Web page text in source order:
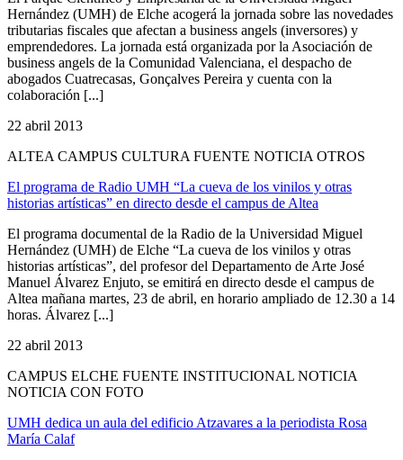
Hernández (UMH) de Elche acogerá la jornada sobre las novedades
tributarias fiscales que afectan a business angels (inversores) y
emprendedores. La jornada está organizada por la Asociación de
business angels de la Comunidad Valenciana, el despacho de
abogados Cuatrecasas, Gonçalves Pereira y cuenta con la
colaboración [...]
22 abril 2013
ALTEA CAMPUS CULTURA FUENTE NOTICIA OTROS
El programa de Radio UMH “La cueva de los vinilos y otras
historias artísticas” en directo desde el campus de Altea
El programa documental de la Radio de la Universidad Miguel
Hernández (UMH) de Elche “La cueva de los vinilos y otras
historias artísticas”, del profesor del Departamento de Arte José
Manuel Álvarez Enjuto, se emitirá en directo desde el campus de
Altea mañana martes, 23 de abril, en horario ampliado de 12.30 a 14
horas. Álvarez [...]
22 abril 2013
CAMPUS ELCHE FUENTE INSTITUCIONAL NOTICIA
NOTICIA CON FOTO
UMH dedica un aula del edificio Atzavares a la periodista Rosa
María Calaf